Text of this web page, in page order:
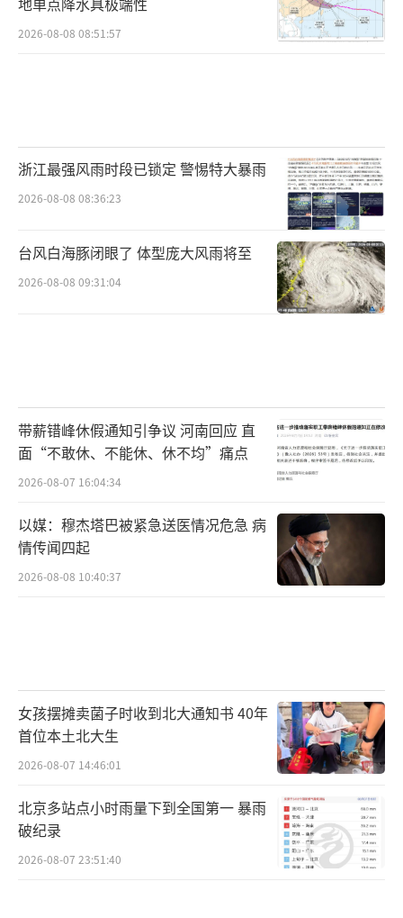
郎”。后出演《一米阳光》《女才男貌》《暗
2026-08-08 08:51:57
浙江最强风雨时段已锁定 警惕特大暴雨
2026-08-08 08:36:23
台风白海豚闭眼了 体型庞大风雨将至
2026-08-08 09:31:04
带薪错峰休假通知引争议 河南回应 直
面“不敢休、不能休、休不均”痛点
2026-08-07 16:04:34
以媒：穆杰塔巴被紧急送医情况危急 病
情传闻四起
2026-08-08 10:40:37
女孩摆摊卖菌子时收到北大通知书 40年
首位本土北大生
2026-08-07 14:46:01
北京多站点小时雨量下到全国第一 暴雨
破纪录
2026-08-07 23:51:40